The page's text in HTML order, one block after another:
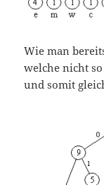
Wie man
welche nicht
und somit